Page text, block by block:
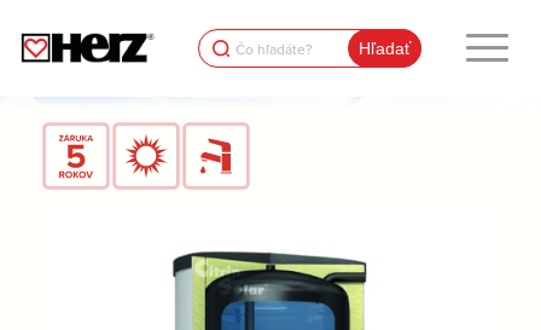
Search
for: